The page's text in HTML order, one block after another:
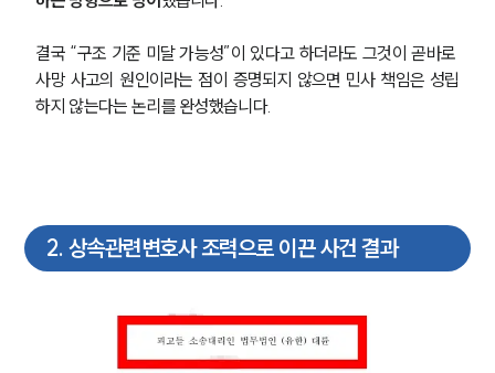
결국 “구조 기준 미달 가능성”이 있다고 하더라도 그것이 곧바로
사망 사고의 원인이라는 점이 증명되지 않으면 민사 책임은 성립
하지 않는다는 논리를 완성했습니다.
2. 상속관련변호사 조력으로 이끈 사건 결과